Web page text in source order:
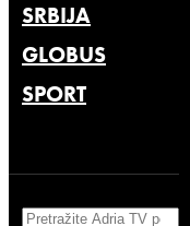
SRBIJA
GLOBUS
SPORT